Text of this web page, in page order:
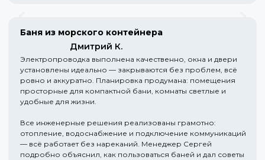
Баня из морского контейнера
Дмитрий К.
Электропроводка выполнена качественно, окна и двери
установлены идеально — закрываются без проблем, всё
ровно и аккуратно. Планировка продумана: помещения
просторные для компактной бани, комнаты светлые и
удобные для жизни.
Все инженерные решения реализованы грамотно:
отопление, водоснабжение и подключение коммуникаций
— всё работает без нареканий. Менеджер Сергей
подробно объяснил, как пользоваться баней и дал советы